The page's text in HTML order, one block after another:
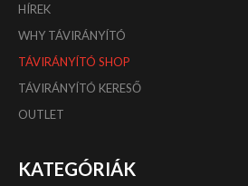
HÍREK
WHY TÁVIRÁNYÍTÓ
TÁVIRÁNYÍTÓ SHOP
TÁVIRÁNYÍTÓ KERESŐ
OUTLET
KATEGÓRIÁK